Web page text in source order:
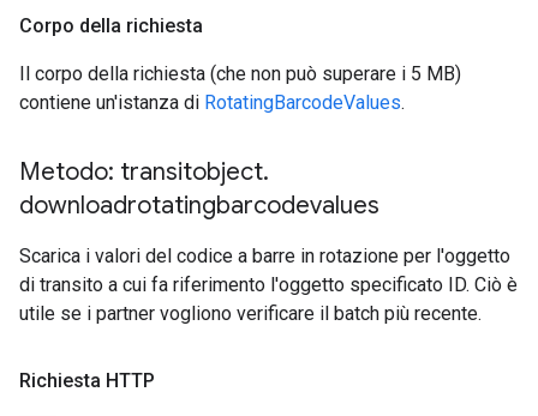
Corpo della richiesta
Il corpo della richiesta (che non può superare i 5 MB)
contiene un'istanza di RotatingBarcodeValues.
Metodo: transitobject.
downloadrotatingbarcodevalues
Scarica i valori del codice a barre in rotazione per l'oggetto
di transito a cui fa riferimento l'oggetto specificato ID. Ciò è
utile se i partner vogliono verificare il batch più recente.
Richiesta HTTP